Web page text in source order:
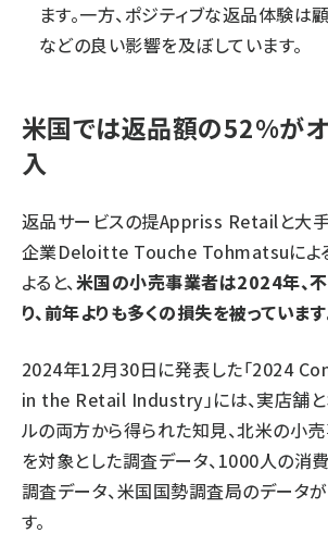
ます。一方、ポジティブな返品体験は
などの良い影響を及ぼしています。
米国では返品額の52%が
入
返品サービスの提Appriss Retailと大手
企業Deloitte Touche Tohmatsuによ
よると、米国の小売事業者は2024年、
り、前年よりも多くの損失を被っています
2024年12月30日に発表した「2024
in the Retail Industry」には、実店舗と
ルの両方から得られた知見、北米の小
を対象とした調査データ、1000人の消
調査データ、米国国勢調査局のデータ
す。